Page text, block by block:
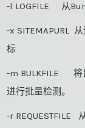
-l LOGFILE 从
-x SITEMAPURL
标
-m BULKFILE 将
进行批量检测。
-r REQUESTFILE